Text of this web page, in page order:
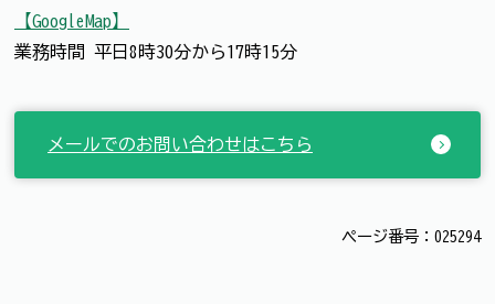
【GoogleMap】
業務時間 平日8時30分から17時15分
メールでのお問い合わせはこちら
ページ番号：025294